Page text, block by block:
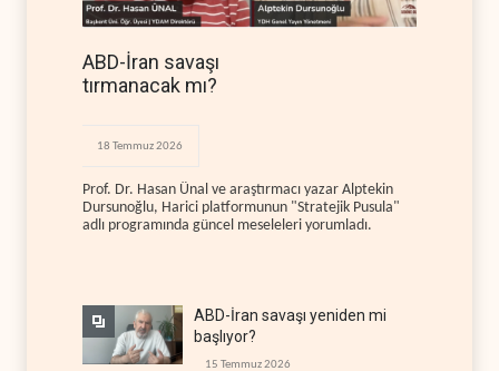
ABD-İran savaşı
tırmanacak mı?
18 Temmuz 2026
Prof. Dr. Hasan Ünal ve araştırmacı yazar Alptekin
Dursunoğlu, Harici platformunun "Stratejik Pusula"
adlı programında güncel meseleleri yorumladı.
ABD-İran savaşı yeniden mi
başlıyor?
15 Temmuz 2026